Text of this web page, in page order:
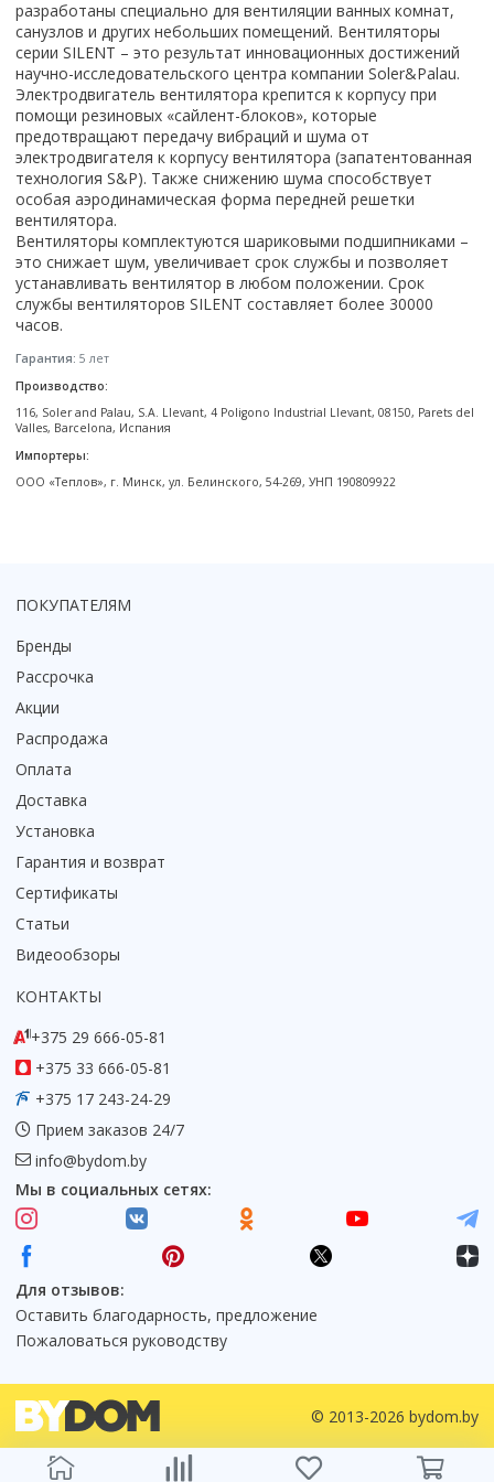
Комплектующие для ванн
Каркас
Ножки
Экраны под ванну
Гидромассажные системы
Wirpool
Китай
Недорогие
Дорогие
Уцененные
Недорогие по акции
Смотреть все
Топ брендов
Domani-spa
River
Welt-wasser
Esbano
Смотреть все
Форма
Угловая
Прямоугольные
Квадратная
Полукруглая
С распашной дверью
Со складной дверью
Высота кабины
Высокие
Низкие
200 см
До 200 см
Смотреть все
Комплектующие
Сифоны
Ролики
Смотреть все
Форма
Прямоугольные
Закругленная
Комплектующие для унитазов
Гофры
Канализационный выпуск
Патрубки
Сиденья
Смотреть все
С отверстием под смеситель
С пьедесталом
С полупьедесталом
Исполнение
Для дачи
Для ванной
Умывальник-столешница
Уличный
Смотреть все
Пьедесталы
Пьедесталы
Полупьедесталы
Италия
Россия
Смотреть все
Размер
40 см
50 см
60 см
65 см
Смотреть все
Страна производитель
Германия
Польша
Сербия
Чехия
Смотреть все
Страна производитель
Германия
Испания
Италия
Польша
Смотреть все
Чистящие средства
Grass
Karcher
O2 минерал
Vega
Страна производитель
Великобритания
Германия
Италия
Китай
Смотреть все
Пылесосы
Электровеники, электрошвабры
Стеклоочистители
Мойки высокого давления
Пароочистители
Подметальные машины
Гладильные доски
Насосы
Аккумуляторные воздуходувки
Этажерки, стеллажи, полки
разработаны специально для вентиляции ванных комнат,
санузлов и других небольших помещений. Вентиляторы
серии SILENT – это результат инновационных достижений
научно-исследовательского центра компании Soler&Palau.
Электродвигатель вентилятора крепится к корпусу при
помощи резиновых «сайлент-блоков», которые
предотвращают передачу вибраций и шума от
электродвигателя к корпусу вентилятора (запатентованная
технология S&P). Также снижению шума способствует
особая аэродинамическая форма передней решетки
вентилятора.
Вентиляторы комплектуются шариковыми подшипниками –
это снижает шум, увеличивает срок службы и позволяет
устанавливать вентилятор в любом положении. Срок
службы вентиляторов SILENT составляет более 30000
часов.
Гарантия: 5 лет
Производство:
116, Soler and Palau, S.A. Llevant, 4 Poligono Industrial Llevant, 08150, Parets del
Valles, Barcelona, Испания
Импортеры:
ООО «Теплов», г. Минск, ул. Белинского, 54-269, УНП 190809922
ПОКУПАТЕЛЯМ
Бренды
Рассрочка
Акции
Распродажа
Оплата
Доставка
Установка
Гарантия и возврат
Сертификаты
Статьи
Видеообзоры
КОНТАКТЫ
+375 29 666-05-81
+375 33 666-05-81
+375 17 243-24-29
Прием заказов 24/7
info@bydom.by
Мы в социальных сетях:
Для отзывов:
Оставить благодарность, предложение
Пожаловаться руководству
© 2013-2026 bydom.by